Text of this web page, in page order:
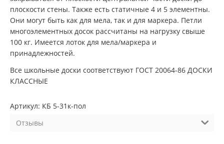
плоскости стены. Также есть статичные 4 и 5 элементны.
Они могут быть как для мела, так и для маркера. Петли
многоэлементных досок рассчитаны на нагрузку свыше
100 кг. Имеется лоток для мела/маркера и
принадлежностей.
Все школьные доски соответствуют ГОСТ 20064-86 ДОСКИ
КЛАССНЫЕ
Артикул: КБ 5-31к-пол
Отзывы